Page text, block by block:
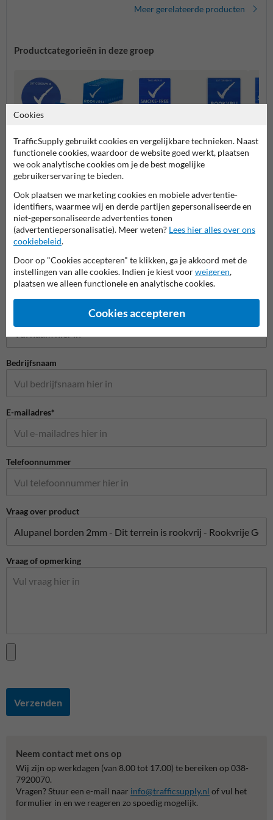
Meer gerelateerde producten
Productcategorieën in deze groep
Borden Informatieborden
Bedrijfsnaam
E-mailadres*
Telefoonnummer
Vraag over product
Vraag of opmerking
Verzenden
Neem contact met ons op
Wij zijn op werkdagen (van 8.00 tot 17.00) te bereiken op 038-
7920070.
Vragen? Stuur een e-mail naar info@trafficsupply.nl of vul het
formulier in en we reageren zo spoedig mogelijk.
Cookies
TrafficSupply gebruikt cookies en vergelijkbare technieken. Naast
functionele cookies, waardoor de website goed werkt, plaatsen
we ook analytische cookies om je de best mogelijke
gebruikerservaring te bieden.
Ook plaatsen we marketing cookies en mobiele advertentie-
identifiers, waarmee wij en derde partijen gepersonaliseerde en
niet-gepersonaliseerde advertenties tonen
(advertentiepersonalisatie). Meer weten? Lees hier alles over ons
cookiebeleid.
Door op "Cookies accepteren" te klikken, ga je akkoord met de
instellingen van alle cookies. Indien je kiest voorweigeren,
plaatsen we alleen functionele en analytische cookies.
Cookies accepteren